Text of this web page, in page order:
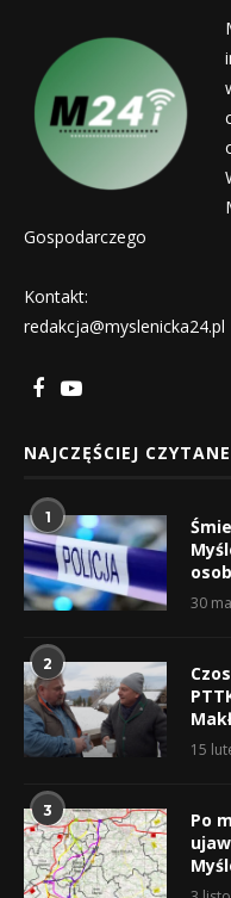
Gospodarczego
Kontakt:
redakcja@myslenicka24.pl
NAJCZĘŚCIEJ CZYTANE
1
30
2
15
3
Po